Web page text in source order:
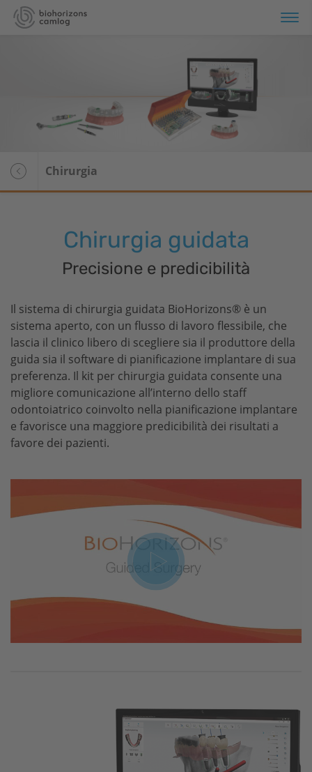
implantari
Panoramica
Tapered 3.0
Tapered PTG
CONELOG
CERALOG
iSy
Chirurgia
Chirurgia guidata
Precisione e predicibilità
Il sistema di chirurgia guidata BioHorizons® è un
sistema aperto, con un flusso di lavoro flessibile, che
lascia il clinico libero di scegliere sia il produttore della
guida sia il software di pianificazione implantare di sua
preferenza. Il kit per chirurgia guidata consente una
migliore comunicazione all’interno dello staff
odontoiatrico coinvolto nella pianificazione implantare
e favorisce una maggiore predicibilità dei risultati a
favore dei pazienti.